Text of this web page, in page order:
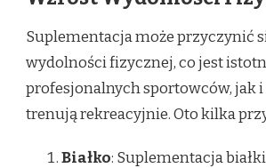
Suplementacja może przyczynić
wydolności fizycznej, co jest
profesjonalnych sportowców, jak
trenują rekreacyjnie. Oto kilka
Białko: Suplementacja